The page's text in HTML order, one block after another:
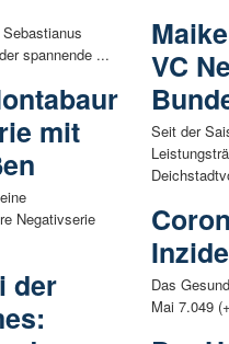
spannende ...
mit
Negativserie
der
VC
Seit der
Das
Mai 7.049